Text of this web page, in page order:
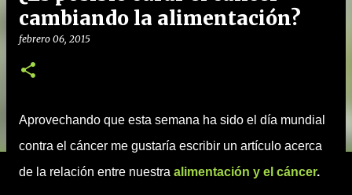
cambiando la alimentación?
febrero 06, 2015
Aprovechando que esta semana ha sido el día mundial
contra el cáncer me gustaría escribir un artículo acerca
de la relación entre nuestra alimentación y el cáncer.